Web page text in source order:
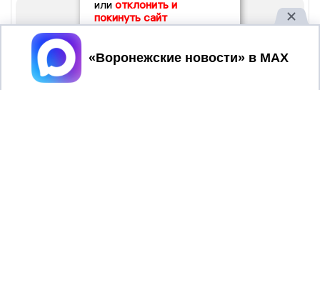
или отклонить и
покинуть сайт
Принять